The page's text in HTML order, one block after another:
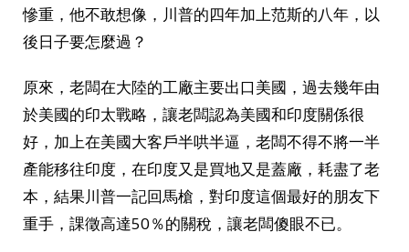
慘重，他不敢想像，川普的四年加上范斯的八年，以
後日子要怎麼過？
原來，老闆在大陸的工廠主要出口美國，過去幾年由
於美國的印太戰略，讓老闆認為美國和印度關係很
好，加上在美國大客戶半哄半逼，老闆不得不將一半
產能移往印度，在印度又是買地又是蓋廠，耗盡了老
本，結果川普一記回馬槍，對印度這個最好的朋友下
重手，課徵高達50％的關稅，讓老闆傻眼不已。